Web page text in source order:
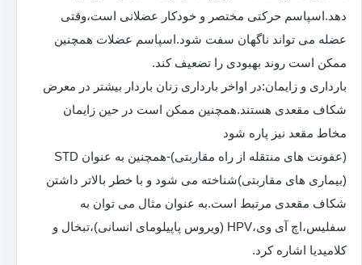
دهد.اسپاسم حرکتی مختصر و خودکار عضلانی است،وقتی
عضله می تواند ناگهان سفت شود.اسپاسم عضلات همچنین
ممکن است روند بهبودی را تضعیف کند.
بارداری و زایمان:در اواخر بارداری زنان باردار بیشتر در معرض
شکاف مقعدی هستند.همچنین ممکن است در حین زایمان
مخاط مقعد نیز پاره شود
(عفونت های منتقله از راه مقاربتی)-همچنین به عنوان STD
(بیماری های مقاربتی)شناخته می شود و با خطر بالاتر داشتن
شکاف مقعدی مرتبط است.به عنوان مثال می توان به
سفلیس،اچ آی وی،HPV (ویروس پاپیلومای انسانی)،تبخال و
کلامیدیا اشاره کرد.